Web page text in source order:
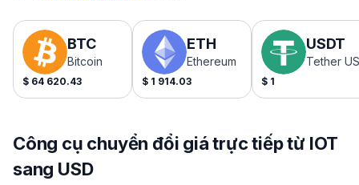
BTC
Bitcoin
$ 64 620.43
ETH
Ethereum
$ 1 914.03
USDT
Tether
$ 1
Công cụ chuyển đổi giá trực tiếp từ IOT
sang USD